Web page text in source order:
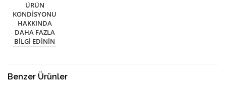
ÜRÜN
KONDISYONU
HAKKINDA
DAHA FAZLA
BILGI EDININ
Benzer Ürünler